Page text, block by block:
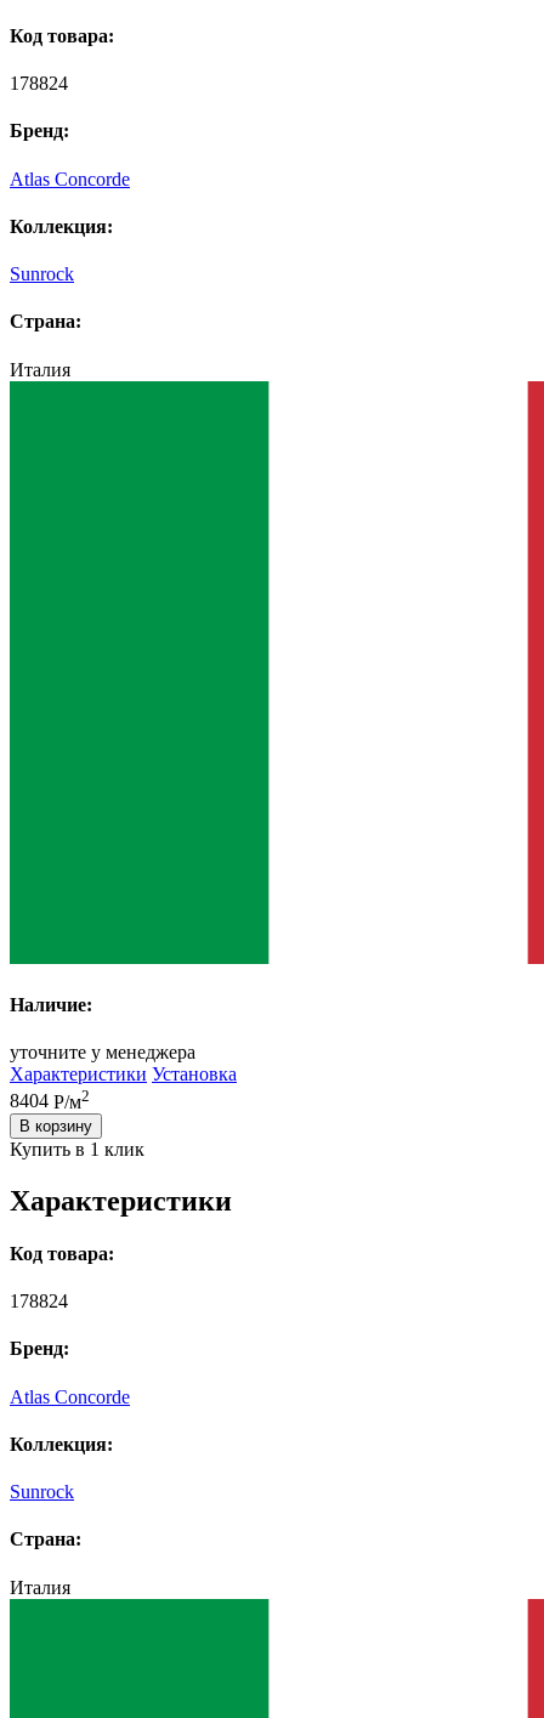
Код товара:
178824
Бренд:
Atlas Concorde
Коллекция:
Sunrock
Страна:
Италия
Наличие:
уточните у менеджера
Характеристики Установка
8404 Р/м2
В корзину
Купить в 1 клик
Характеристики
Код товара:
178824
Бренд:
Atlas Concorde
Коллекция:
Sunrock
Страна:
Италия